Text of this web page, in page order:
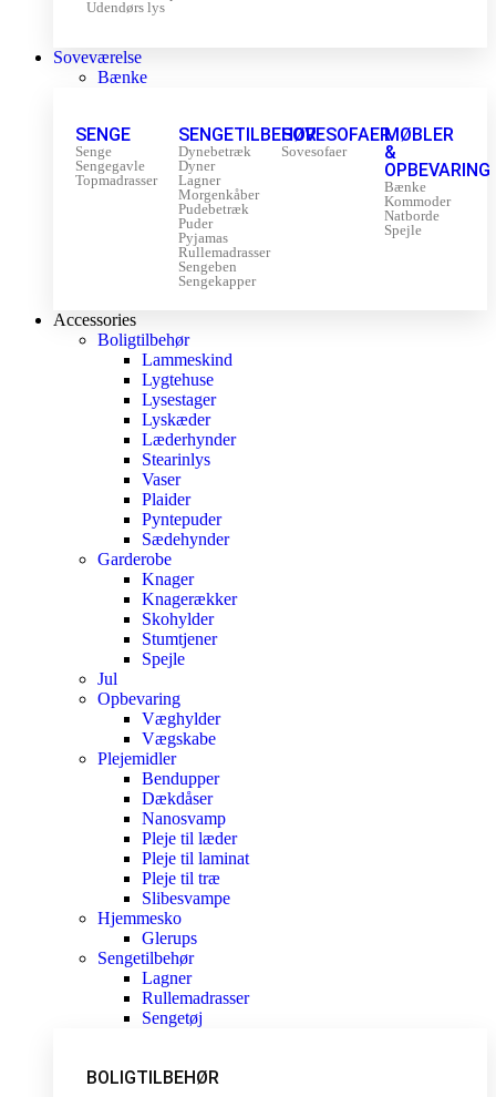
Udendørs lys
Soveværelse
Bænke
SENGE
Senge
Sengegavle
Topmadrasser
SENGETILBEHØR
Dynebetræk
Dyner
Lagner
Morgenkåber
Pudebetræk
Puder
Pyjamas
Rullemadrasser
Sengeben
Sengekapper
SOVESOFAER
Sovesofaer
MØBLER
&
OPBEVARING
Bænke
Kommoder
Natborde
Spejle
Accessories
Boligtilbehør
Lammeskind
Lygtehuse
Lysestager
Lyskæder
Læderhynder
Stearinlys
Vaser
Plaider
Pyntepuder
Sædehynder
Garderobe
Knager
Knagerækker
Skohylder
Stumtjener
Spejle
Jul
Opbevaring
Væghylder
Vægskabe
Plejemidler
Bendupper
Dækdåser
Nanosvamp
Pleje til læder
Pleje til laminat
Pleje til træ
Slibesvampe
Hjemmesko
Glerups
Sengetilbehør
Lagner
Rullemadrasser
Sengetøj
BOLIGTILBEHØR